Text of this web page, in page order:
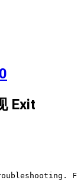
0
Exit